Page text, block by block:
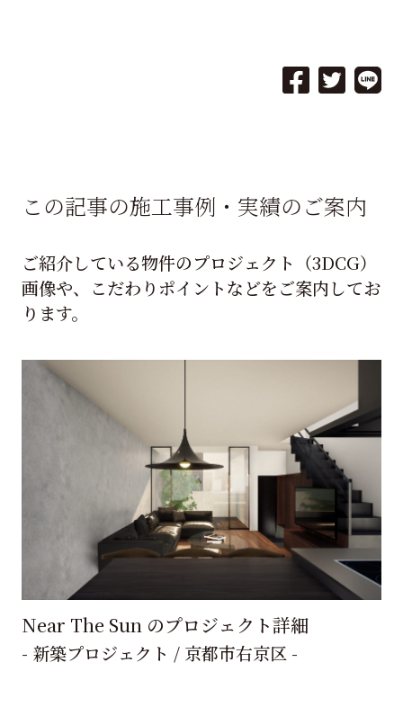
この記事の施工事例・実績のご案内
ご紹介している物件のプロジェクト（3DCG）
画像や、こだわりポイントなどをご案内してお
ります。
Near The Sun のプロジェクト詳細
- 新築プロジェクト / 京都市右京区 -